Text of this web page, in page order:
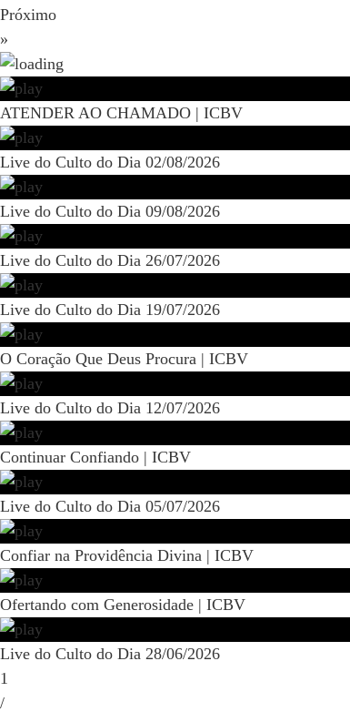
Próximo
»
ATENDER AO CHAMADO | ICBV
Live do Culto do Dia 02/08/2026
Live do Culto do Dia 09/08/2026
Live do Culto do Dia 26/07/2026
Live do Culto do Dia 19/07/2026
O Coração Que Deus Procura | ICBV
Live do Culto do Dia 12/07/2026
Continuar Confiando | ICBV
Live do Culto do Dia 05/07/2026
Confiar na Providência Divina | ICBV
Ofertando com Generosidade | ICBV
Live do Culto do Dia 28/06/2026
1
/